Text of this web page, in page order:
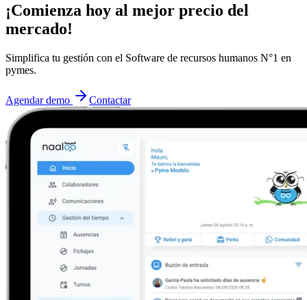
¡Comienza hoy al mejor precio del
mercado!
Simplifica tu gestión con el Software de recursos humanos N°1 en
pymes.
Agendar demo Contactar